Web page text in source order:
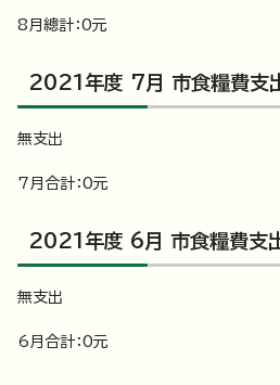
8月總計：0元
2021年度 7月 市食糧費支
無支出
7月合計：0元
2021年度 6月 市食糧費支
無支出
6月合計：0元